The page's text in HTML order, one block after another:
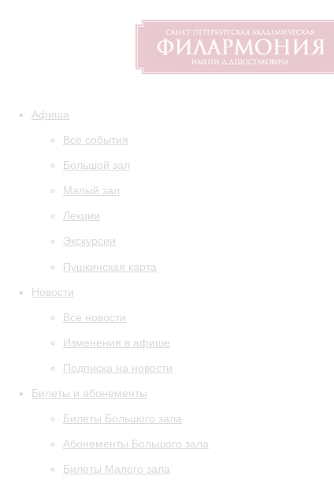
Афиша
Все события
Большой зал
Малый зал
Лекции
Экскурсии
Пушкинская карта
Новости
Все новости
Изменения в афише
Подписка на новости
Билеты и абонементы
Билеты Большого зала
Абонементы Большого зала
Билеты Малого зала